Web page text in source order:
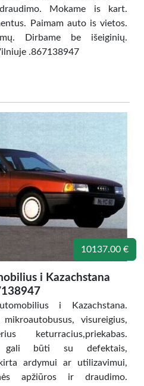
Mokame is kart.
Paimam auto is vietos.
Dirbame be išeiginių.
.867138947
10137.00 €
i Kazachstana
i Kazachstana.
visureigius,
keturracius,priekabas.
gali būti su defektais,
ardymui ar utilizavimui,
apžiūros ir draudimo.